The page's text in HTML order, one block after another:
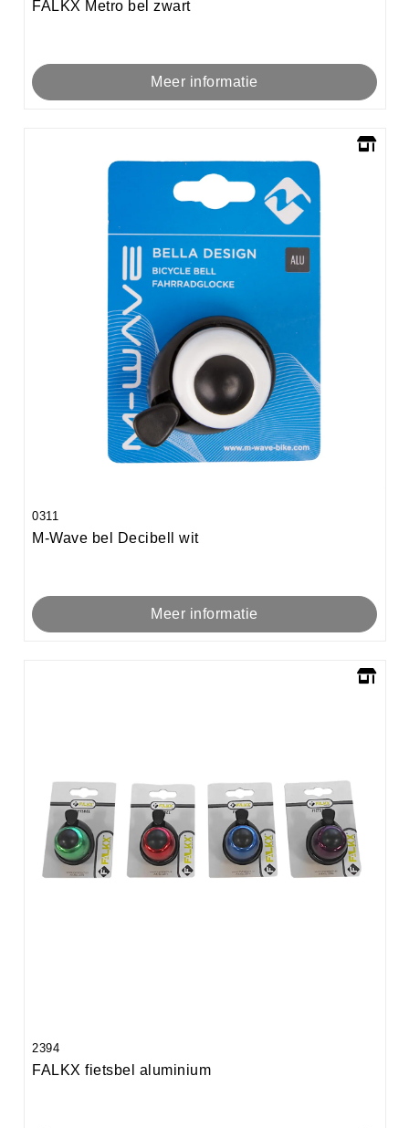
FALKX Metro bel zwart
Meer informatie
0311
M-Wave bel Decibell wit
Meer informatie
2394
FALKX fietsbel aluminium